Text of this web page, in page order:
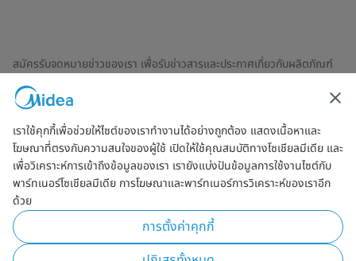
สมัครรับจดหมายข่าวของเรา เพื่อรับข่าวสารและประกาศเกี่ยวกับผลิตภัณฑ์
ล่าสุด
ตรวจสอบเพื่อดูว่าเราจัดการข้อมูลของคุณอย่างไรข้อตกลงการใช้งาน
Simply ideal
ลิขสิทธิ์ Midea 2026 สงวนลิขสิทธิ์
เราใช้คุกกี้เพื่อช่วยให้ไซต์ของเราทำงานได้อย่างถูกต้อง แสดงเนื้อหาและ
โฆษณาที่ตรงกับความสนใจของผู้ใช้ เปิดให้ใช้คุณสมบัติทางโซเชียลมีเดีย และ
เพื่อวิเคราะห์การเข้าถึงข้อมูลของเรา เรายังแบ่งปันข้อมูลการใช้งานไซต์กับ
พาร์ทเนอร์โซเชียลมีเดีย การโฆษณาและพาร์ทเนอร์การวิเคราะห์ของเราอีก
ด้วย
การตั้งค่าคุกกี้